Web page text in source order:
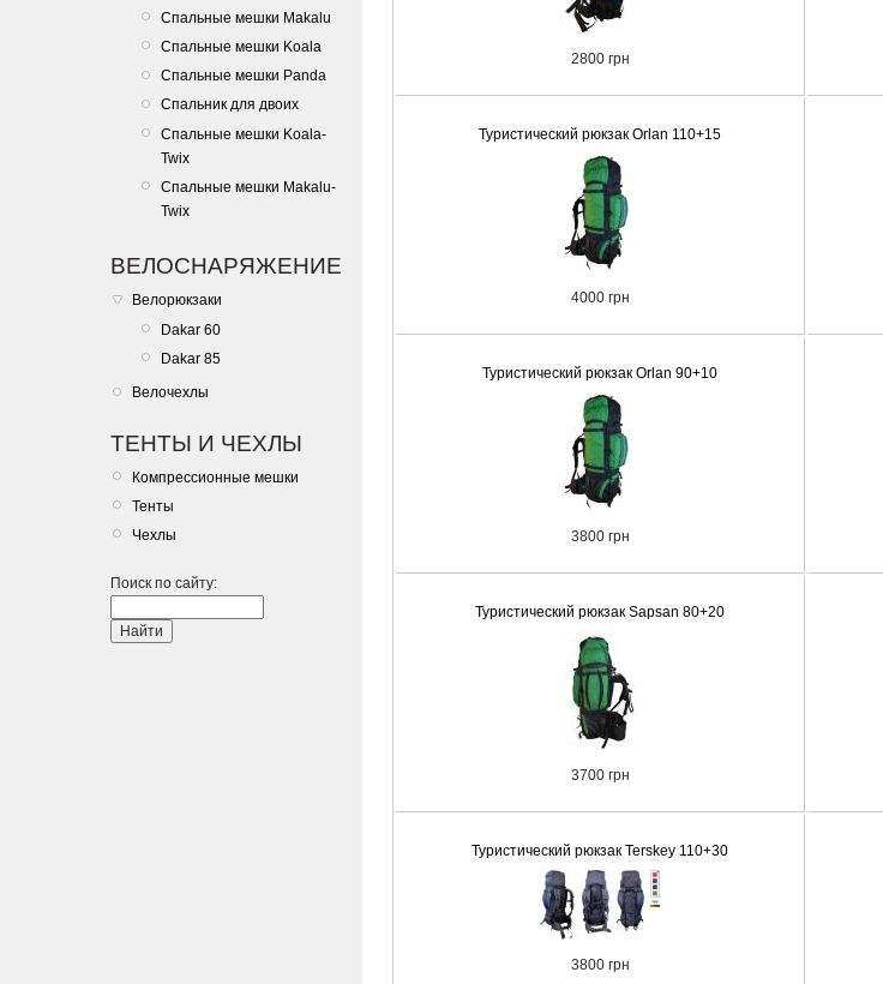
Спальные мешки Makalu
Спальные мешки Koala
Спальные мешки Panda
Спальник для двоих
Спальные мешки Koala-
Twix
Спальные мешки Makalu-
Twix
ВЕЛОСНАРЯЖЕНИЕ
Велорюкзаки
Dakar 60
Dakar 85
Велочехлы
ТЕНТЫ И ЧЕХЛЫ
Компрессионные мешки
Тенты
Чехлы
Поиск по сайту:
2800 грн
Туристический рюкзак Orlan 110+15
4000 грн
Туристический рюкзак Orlan 90+10
3800 грн
Туристический рюкзак Sapsan 80+20
3700 грн
Туристический рюкзак Terskey 110+30
3800 грн